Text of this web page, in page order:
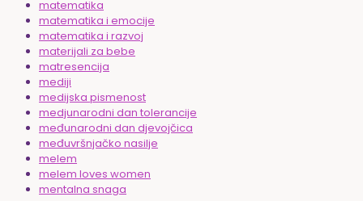
matematika
matematika i emocije
matematika i razvoj
materijali za bebe
matresencija
mediji
medijska pismenost
medjunarodni dan tolerancije
međunarodni dan djevojčica
međuvršnjačko nasilje
melem
melem loves women
mentalna snaga